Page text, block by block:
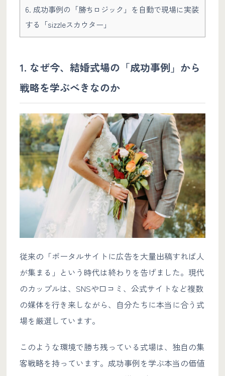
6. 成功事例の「勝ちロジック」を自動で現場に実装
する「sizzleスカウター」
1. なぜ今、結婚式場の「成功事例」から
戦略を学ぶべきなのか
従来の「ポータルサイトに広告を大量出稿すれば人
が集まる」という時代は終わりを告げました。現代
のカップルは、SNSや口コミ、公式サイトなど複数
の媒体を行き来しながら、自分たちに本当に合う式
場を厳選しています。
このような環境で勝ち残っている式場は、独自の集
客戦略を持っています。成功事例を学ぶ本当の価値